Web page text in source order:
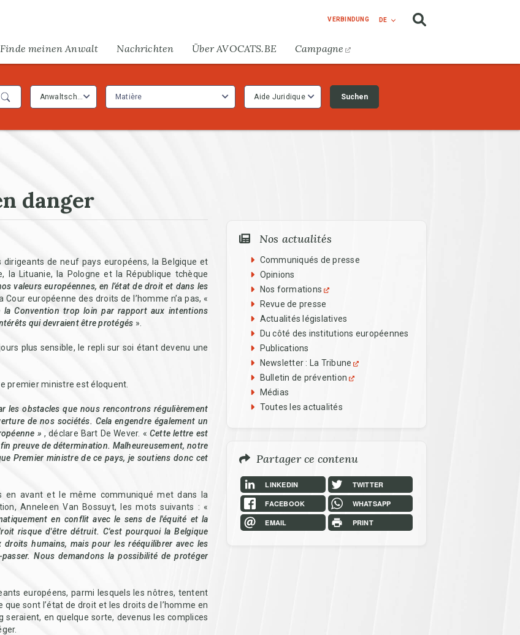
Finde meinen Anwalt Nachrichten Über AVOCATS.BE Campagne
VERBINDUNG DE
Anwaltschaft Matière Aide Juridique Suchen
Menu
Nos actualités
Communiqués de presse
Opinions
Nos formations
Revue de presse
Actualités législatives
Du côté des institutions européennes
Publications
Newsletter : La Tribune
Bulletin de prévention
Médias
Toutes les actualités
Partager ce contenu
LINKEDIN TWITTER
FACEBOOK WHATSAPP
EMAIL PRINT
danger
de neuf pays européens, la Belgique et
la Lituanie, la Pologne et la République tchèque
valeurs européennes, en l’état de droit et dans les
européenne des droits de l’homme n’a pas, «
la Convention trop loin par rapport aux intentions
qui devraient être protégés ».
plus sensible, le repli sur soi étant devenu une
premier ministre est éloquent.
les obstacles que nous rencontrons régulièrement
de nos sociétés. Cela engendre également un
» , déclare Bart De Wever. « Cette lettre est
preuve de détermination. Malheureusement, notre
Premier ministre de ce pays, je soutiens donc cet
en avant et le même communiqué met dans la
Anneleen Van Bossuyt, les mots suivants : «
en conflit avec le sens de l'équité et la
risque d'être détruit. C'est pourquoi la Belgique
humains, mais pour les rééquilibrer avec les
Nous demandons la possibilité de protéger
européens, parmi lesquels les nôtres, tentent
sont l’état de droit et les droits de l’homme en
en quelque sorte, devenus les complices